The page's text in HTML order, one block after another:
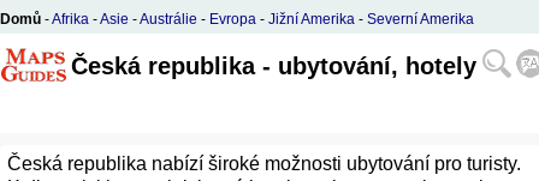
Domů -Afrika -Asie -Austrálie - Evropa - Jižní Amerika - Severní Amerika
Česká republika - ubytování, hotely
Česká republika nabízí široké možnosti ubytování pro turisty.